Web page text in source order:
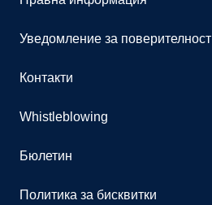
Уведомление за поверителност
Контакти
Whistleblowing
Бюлетин
Политика за бисквитки